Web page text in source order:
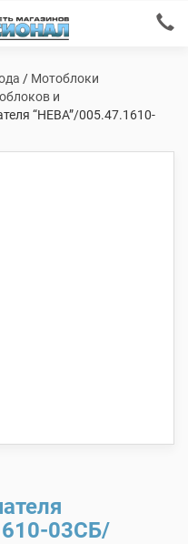
/ Мотоблоки
и
“НЕВА”/005.47.1610-
03СБ/